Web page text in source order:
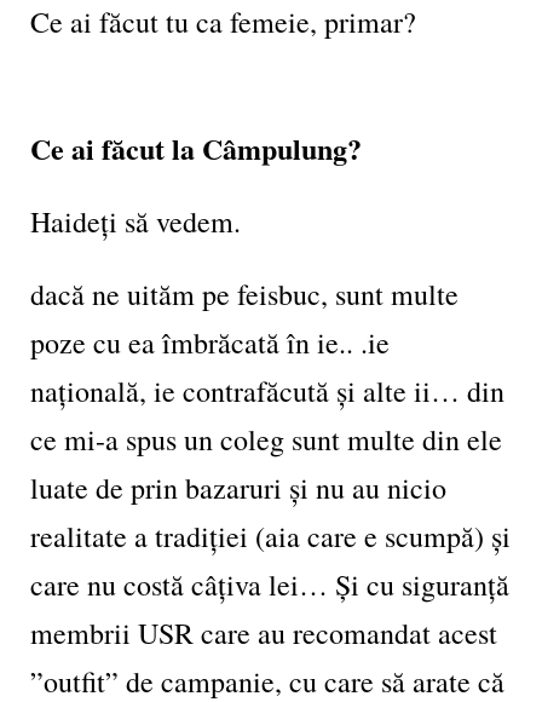
Ce ai făcut tu ca femeie, primar?
Ce ai făcut la Câmpulung?
Haideți să vedem.
dacă ne uităm pe feisbuc, sunt multe
poze cu ea îmbrăcată în ie.. .ie
națională, ie contrafăcută și alte ii… din
ce mi-a spus un coleg sunt multe din ele
luate de prin bazaruri și nu au nicio
realitate a tradiției (aia care e scumpă) și
care nu costă câțiva lei… Și cu siguranță
membrii USR care au recomandat acest
”outfit” de campanie, cu care să arate că